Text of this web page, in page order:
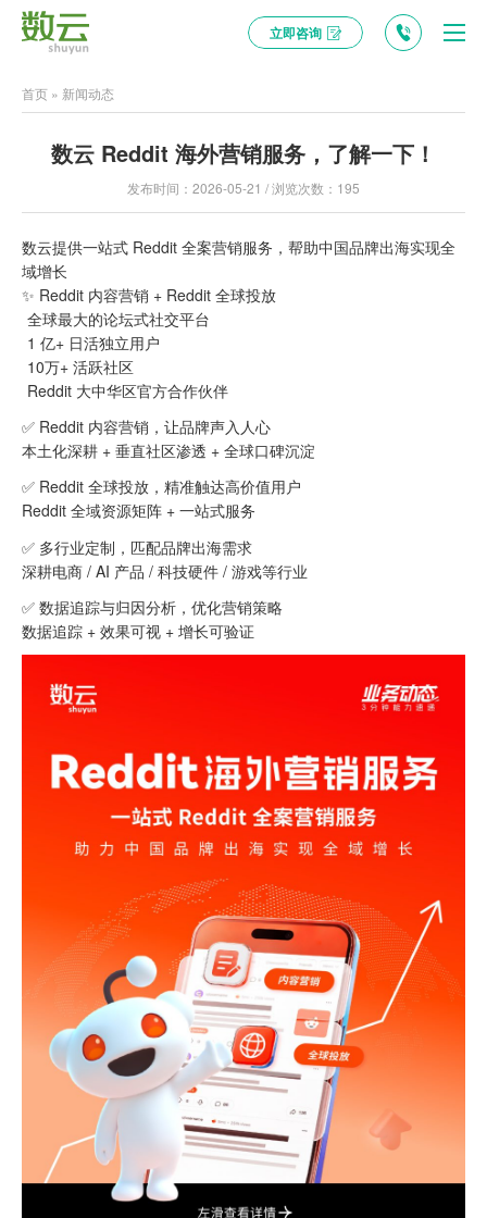
立即咨询
首页 » 新闻动态
数云 Reddit 海外营销服务，了解一下！
发布时间：2026-05-21 / 浏览次数：195
数云提供一站式 Reddit 全案营销服务，帮助中国品牌出海实现全
域增长
✨ Reddit 内容营销 + Reddit 全球投放
全球最大的论坛式社交平台
1 亿+ 日活独立用户
10万+ 活跃社区
Reddit 大中华区官方合作伙伴
✅ Reddit 内容营销，让品牌声入人心
本土化深耕 + 垂直社区渗透 + 全球口碑沉淀
✅ Reddit 全球投放，精准触达高价值用户
Reddit 全域资源矩阵 + 一站式服务
✅ 多行业定制，匹配品牌出海需求
深耕电商 / AI 产品 / 科技硬件 / 游戏等行业
✅ 数据追踪与归因分析，优化营销策略
数据追踪 + 效果可视 + 增长可验证